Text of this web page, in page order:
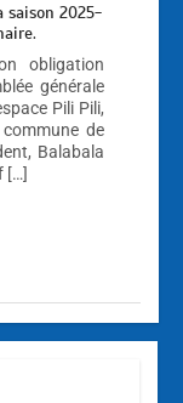
saison 2025-
obligation
générale
Pili Pili,
de
Balabala
[…]